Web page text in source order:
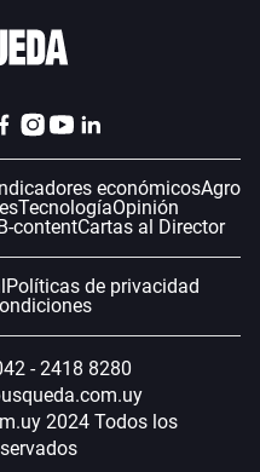
Indicadores económicosAgro
TecnologíaOpinión
B-contentCartas al Director
Políticas de privacidad
- 2418 8280
2024 Todos los